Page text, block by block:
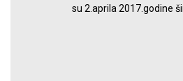
su 2.aprila 2017.godine